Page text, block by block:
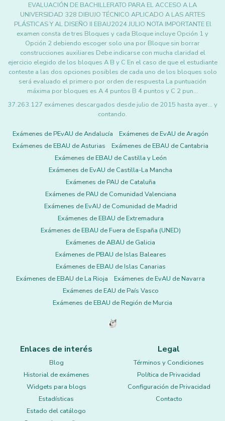
EVALUACIÓN DE BACHILLERATO PARA EL ACCESO A LA
UNIVERSIDAD 328 DIBUJO TÉCNICO APLICADO A LAS ARTES
PLÁSTICAS Y AL DISEÑO II EBAU2024 JULIO NOTA IMPORTANTE El
examen consta de tres Bloques y cada Bloque incluye Opción 1 y
Opción 2 debiendo escoger solo una por Bloque sin borrar
construcciones auxiliares Debe indicarse con mucha claridad el
ejercicio elegido de los bloques A B y C En el caso de que el estudiante
conteste a las dos opciones posibles de cada uno de los bloques solo
será evaluado el primero por orden de respuesta La puntuación
máxima por bloques es A 4 puntos B 4 puntos y C 2 pun…
37.263.127 exámenes descargados desde julio de 2015 hasta ayer... y
contando.
Exámenes de PEvAU de Andalucía
Exámenes de EvAU de Aragón
Exámenes de EBAU de Asturias
Exámenes de EBAU de Cantabria
Exámenes de EBAU de Castilla y León
Exámenes de EvAU de Castilla-La Mancha
Exámenes de PAU de Cataluña
Exámenes de PAU de Comunidad Valenciana
Exámenes de EvAU de Comunidad de Madrid
Exámenes de EBAU de Extremadura
Exámenes de EBAU de Fuera de España (UNED)
Exámenes de ABAU de Galicia
Exámenes de PBAU de Islas Baleares
Exámenes de EBAU de Islas Canarias
Exámenes de EBAU de La Rioja
Exámenes de EvAU de Navarra
Exámenes de EAU de País Vasco
Exámenes de EBAU de Región de Murcia
Enlaces de interés
Blog
Historial de exámenes
Widgets para blogs
Estadísticas
Estado del catálogo
Legal
Términos y Condiciones
Política de Privacidad
Configuración de Privacidad
Contacto